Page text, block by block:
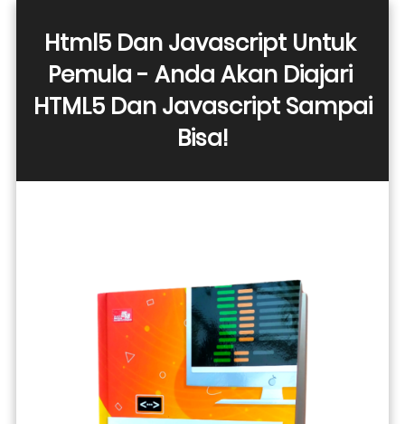
Html5 Dan Javascript Untuk
Pemula - Anda Akan Diajari
HTML5 Dan Javascript Sampai
Bisa!